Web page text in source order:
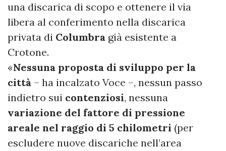
una discarica di scopo e ottenere il via
libera al conferimento nella discarica
privata di Columbra già esistente a
Crotone.
«Nessuna proposta di sviluppo per la
città – ha incalzato Voce –, nessun passo
indietro sui contenziosi, nessuna
variazione del fattore di pressione
areale nel raggio di 5 chilometri (per
escludere nuove discariche nell’area